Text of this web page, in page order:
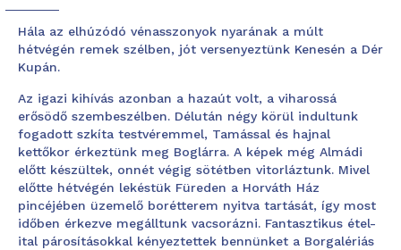
Hála az elhúzódó vénasszonyok nyarának a múlt
hétvégén remek szélben, jót versenyeztünk Kenesén a Dér
Kupán.
Az igazi kihívás azonban a hazaút volt, a viharossá
erősödő szembeszélben. Délután négy körül indultunk
fogadott szkíta testvéremmel, Tamással és hajnal
kettőkor érkeztünk meg Boglárra. A képek még Almádi
előtt készültek, onnét végig sötétben vitorláztunk. Mivel
előtte hétvégén lekéstük Füreden a Horváth Ház
pincéjében üzemelő borétterem nyitva tartását, így most
időben érkezve megálltunk vacsorázni. Fantasztikus étel-
ital párosításokkal kényeztettek bennünket a Borgalériás